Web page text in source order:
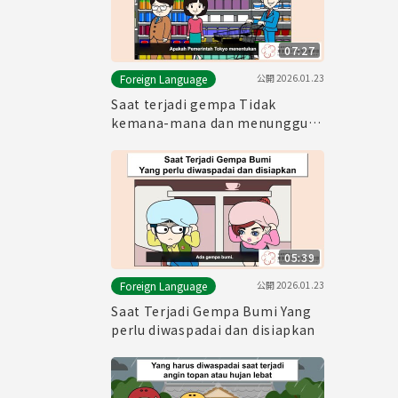
07:27
Foreign Language
公開2026.01.23
Saat terjadi gempa Tidak
kemana-mana dan menunggu!
sebelumnya!
05:39
Foreign Language
公開2026.01.23
Saat Terjadi Gempa Bumi Yang
perlu diwaspadai dan disiapkan